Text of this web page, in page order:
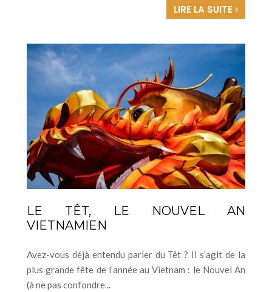
LIRE LA SUITE
LE TÊT, LE NOUVEL AN
VIETNAMIEN
Avez-vous déjà entendu parler du Têt ? Il s’agit de la
plus grande fête de l’année au Vietnam : le Nouvel An
(à ne pas confondre...